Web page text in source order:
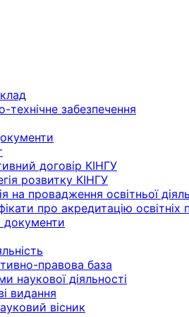
технічне забезпечення
договір КІНГУ
розвитку КІНГУ
на провадження освітньої
про акредитацію освітніх
документи
правова база
наукової діяльності
видання
вісник